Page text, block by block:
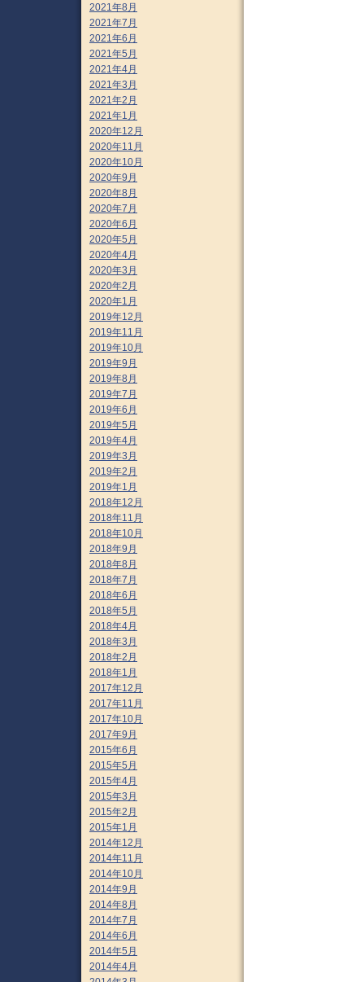
2021年8月
2021年7月
2021年6月
2021年5月
2021年4月
2021年3月
2021年2月
2021年1月
2020年12月
2020年11月
2020年10月
2020年9月
2020年8月
2020年7月
2020年6月
2020年5月
2020年4月
2020年3月
2020年2月
2020年1月
2019年12月
2019年11月
2019年10月
2019年9月
2019年8月
2019年7月
2019年6月
2019年5月
2019年4月
2019年3月
2019年2月
2019年1月
2018年12月
2018年11月
2018年10月
2018年9月
2018年8月
2018年7月
2018年6月
2018年5月
2018年4月
2018年3月
2018年2月
2018年1月
2017年12月
2017年11月
2017年10月
2017年9月
2015年6月
2015年5月
2015年4月
2015年3月
2015年2月
2015年1月
2014年12月
2014年11月
2014年10月
2014年9月
2014年8月
2014年7月
2014年6月
2014年5月
2014年4月